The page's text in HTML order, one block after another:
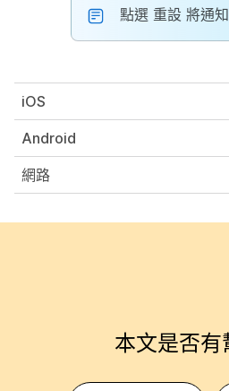
點選 重設 將通
iOS
Android
網路
本文是否有